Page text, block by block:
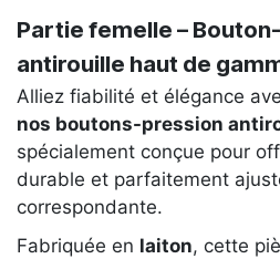
Partie femelle –
antirouille haut de
Alliez fiabilité et élégance
nos boutons-pression
spécialement conçue pour
durable et parfaitement
correspondante.
Fabriquée en laiton, cette